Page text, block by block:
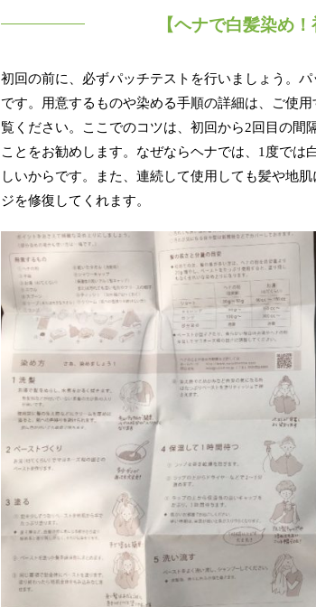
【ヘナで白髪染め！
初回の前に、必ずパッチテストを行いましょう。
です。用意するものや染める手順の詳細は、ご使
覧ください。ここでのコツは、初回から2回目の間
ことをお勧めします。なぜならヘナでは、1度では
しいからです。また、連続して使用しても髪や地
ジを修復してくれます。